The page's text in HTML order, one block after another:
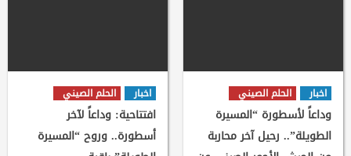
اخبار الحلم الصيني
وداعاً لأسطورة “المسيرة
الطويلة”.. رحيل آخر محاربة
اخبار الحلم الصيني
افتتاحية: وداعاً لآخر
أسطورة.. وروح “المسيرة